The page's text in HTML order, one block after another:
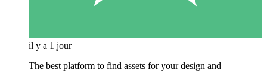
il y a 1 jour
The best platform to find assets for your design and